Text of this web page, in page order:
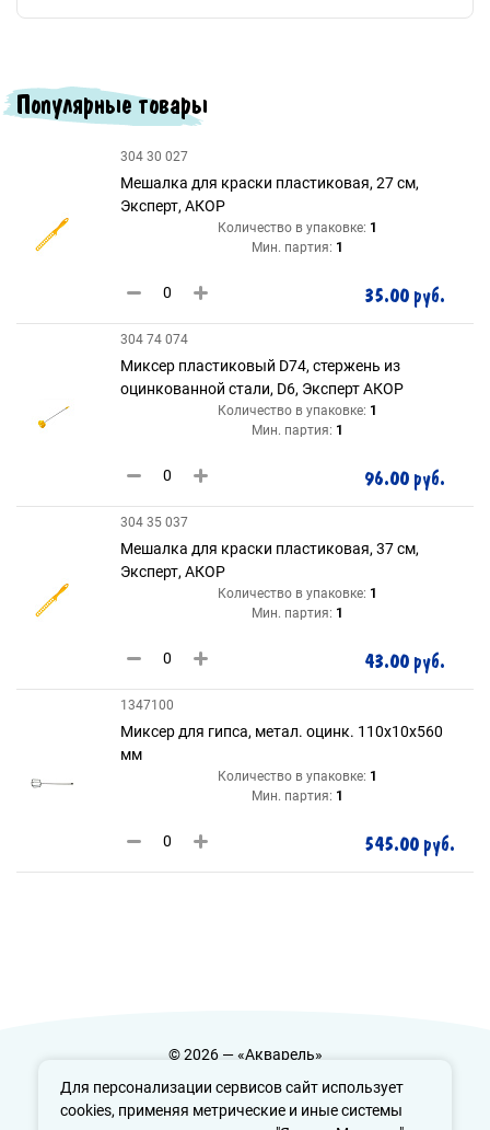
Для персонализации сервисов сайт использует
cookies, применяя метрические и иные системы
Популярные товары
304 30 027
Мешалка для краски пластиковая, 27 см,
Эксперт, АКОР
Количество в упаковке: 1
Мин. партия: 1
35.00 руб.
304 74 074
Миксер пластиковый D74, стержень из
оцинкованной стали, D6, Эксперт АКОР
Количество в упаковке: 1
Мин. партия: 1
96.00 руб.
304 35 037
Мешалка для краски пластиковая, 37 см,
Эксперт, АКОР
Количество в упаковке: 1
Мин. партия: 1
43.00 руб.
1347100
Миксер для гипса, метал. оцинк. 110х10х560
мм
Количество в упаковке: 1
Мин. партия: 1
545.00 руб.
© 2026 — «Акварель»
Политика конфиденциальности